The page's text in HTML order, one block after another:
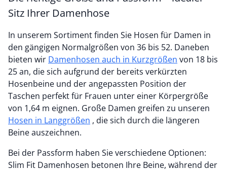
Sitz Ihrer Damenhose
In unserem Sortiment finden Sie Hosen für Damen in
den gängigen Normalgrößen von 36 bis 52. Daneben
bieten wir Damenhosen auch in Kurzgrößen
25 an, die sich aufgrund der bereits verkürzten
Hosenbeine und der angepassten Position der
Taschen perfekt für Frauen unter einer Körpergröße
von 1,64 m eignen. Große Damen greifen zu unseren
Hosen in Langgrößen , die sich durch die längeren
Beine auszeichnen.
Bei der Passform haben Sie verschiedene Optionen:
Slim Fit Damenhosen betonen Ihre Beine, während der